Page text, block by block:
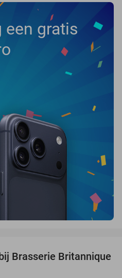
een gratis
43%
Brasserie Britannique